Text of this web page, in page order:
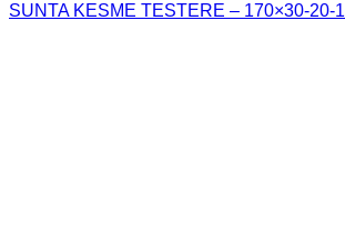
SUNTA KESME TESTERE – 170×30-20-